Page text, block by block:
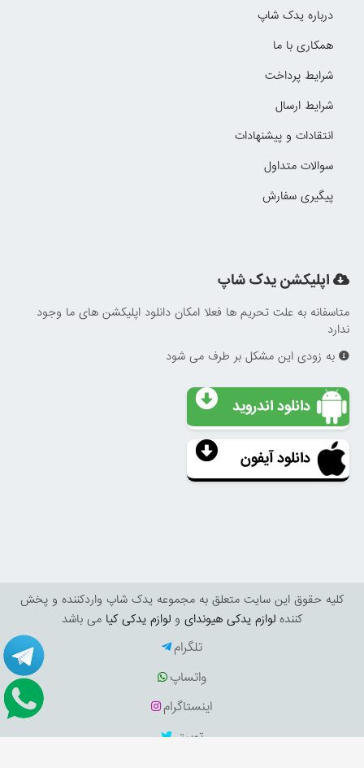
درباره یدک شاپ
همکاری با ما
شرایط پرداخت
شرایط ارسال
انتقادات و پیشنهادات
سوالات متداول
پیگیری سفارش
اپلیکشن یدک شاپ
متاسفانه به علت تحریم ها فعلا امکان دانلود اپلیکشن های ما وجود
ندارد
به زودی این مشکل بر طرف می شود
دانلود اندروید
دانلود آیفون
کليه حقوق اين سايت متعلق به مجموعه یدک شاپ واردکننده و پخش
کننده لوازم یدکی هیوندای و لوازم یدکی کیا می باشد
تلگرام
واتساپ
اینستاگرام
توییتر